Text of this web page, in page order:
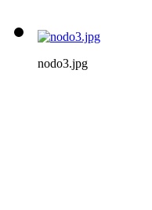
nodo3.jpg